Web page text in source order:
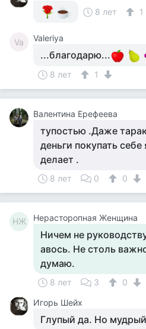
8 лет
1
Va Valeriya
...благодарю...
8 лет 1
Валентина Ерефеева
тупостью .Даже
деньги покупать себе
делает .
8 лет 0 0
НЖ Нерасторопная Женщина
Ничем не
авось. Не столь
думаю.
8 лет 3
0
Игорь Шейх
Глупый да. Но